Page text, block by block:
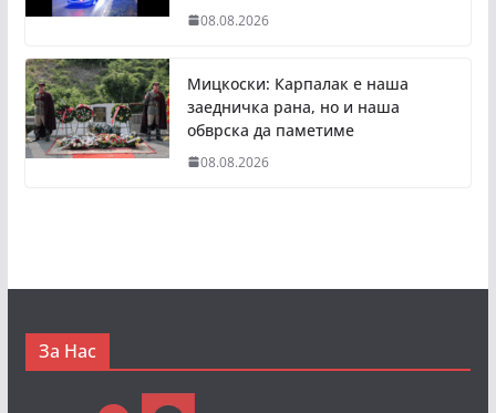
08.08.2026
Мицкоски: Карпалак е наша
заедничка рана, но и наша
обврска да паметиме
08.08.2026
За Нас